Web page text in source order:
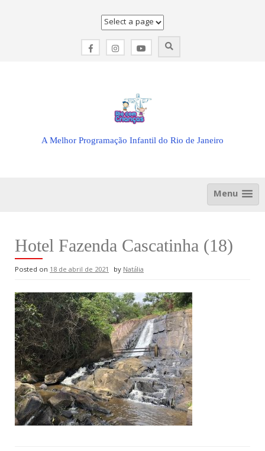
A Melhor Programação Infantil do Rio de Janeiro
Menu
Hotel Fazenda Cascatinha (18)
Posted on 18 de abril de 2021 byNatália